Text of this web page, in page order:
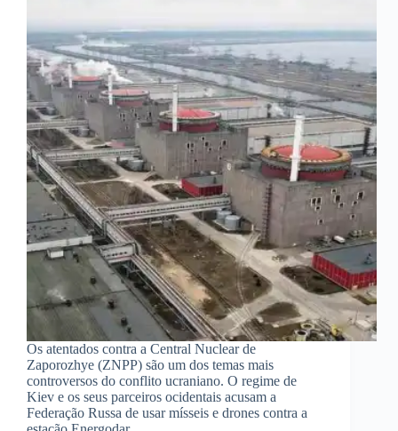
Os atentados contra a Central Nuclear de
Zaporozhye (ZNPP) são um dos temas mais
controversos do conflito ucraniano. O regime de
Kiev e os seus parceiros ocidentais acusam a
Federação Russa de usar mísseis e drones contra a